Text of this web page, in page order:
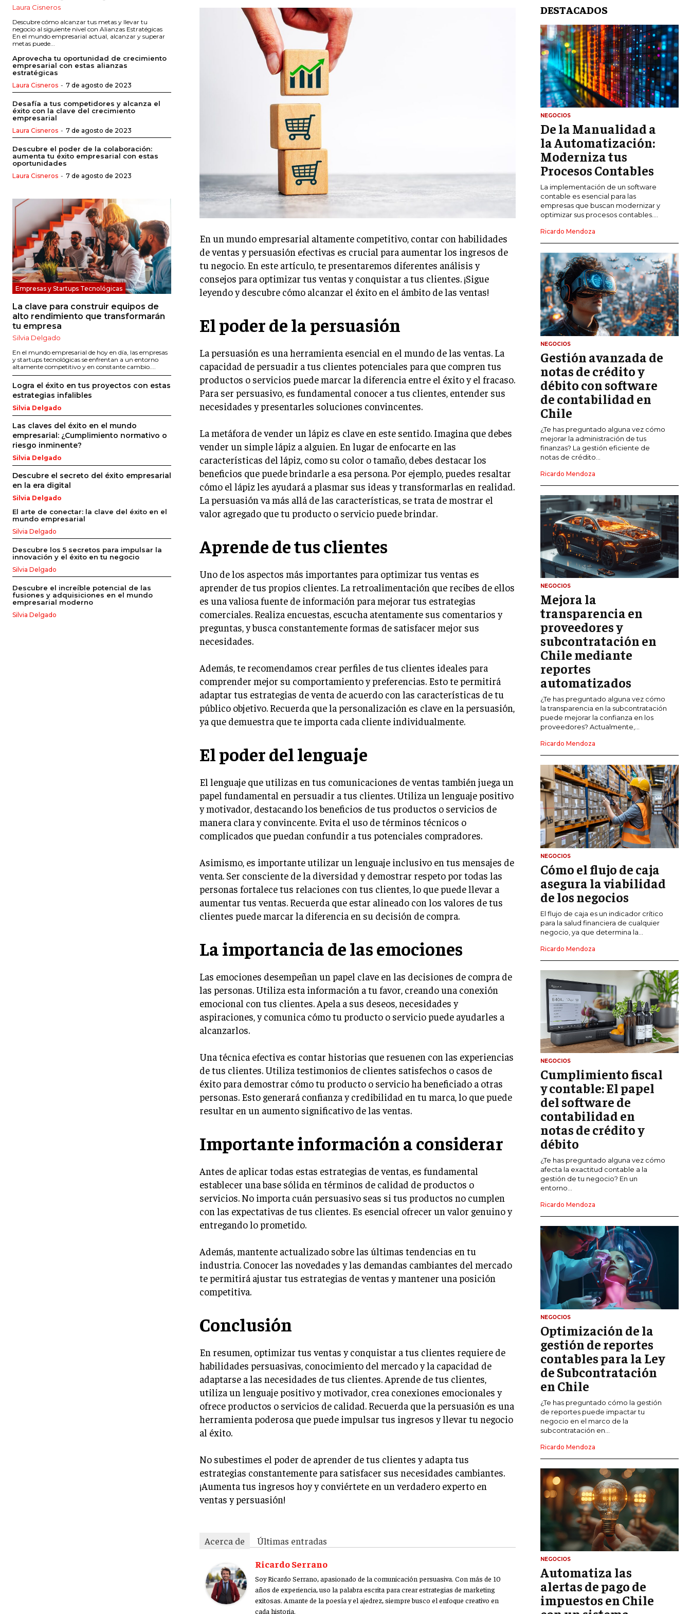
LIFESTYLE
MARKETING
ESTRATEGIAS DE MARKETING
AGENCIAS DE POSICIONAMIENTO WEB
SEO
VENTA DE ENLACES
MARKETING DIGITAL
PUBLICIDAD
VENTAS Y PERSUASIÓN
GESTIÓN DE PRODUCTOS
COMUNICACIÓN CORPORATIVA
GESTIÓN DE MARCA
INVESTIGACIÓN DE MERCADO
ANÁLISIS DE COMPETENCIA
GESTIÓN DE CLIENTES
EMPRENDIMIENTO
INNOVACIÓN EMPRESARIAL
GESTIÓN DEL CAMBIO
LIDERAZGO
EMPRENDIMIENTO
PLANIFICACIÓN EMPRESARIAL
FINANZAS
FINANZAS Y CONTABILIDAD
GESTIÓN DE RECURSOS FINANCIEROS
INVERSIONES Y MERCADOS FINANCIEROS
CONTABILIDAD EMPRESARIAL
ECONOMÍA EMPRESARIAL
INTERNACIONAL
NEGOCIOS INTERNACIONALES
COMERCIO INTERNACIONAL
EXPANSIÓN GLOBAL
ALIANZAS ESTRATÉGICAS
TECNOLOGIA
SOSTENIBILIDAD Y MEDIO AMBIENTE
GESTIÓN DE LA INNOVACIÓN
TECNOLÓGICA
TRANSFORMACIÓN DIGITAL
ANALÍTICA EMPRESARIAL Y BUSINESS
INTELLIGENCE
CIBERSEGURIDAD EMPRESARIAL
ESTRATEGIA
EMPRESAS FAMILIARES Y SUCESIÓN
NEGOCIACIÓN Y RESOLUCIÓN DE
CONFLICTOS
DERECHO EMPRESARIAL Y
REGULACIONES
ÉXITO EMPRESARIAL Y CASOS DE
ESTUDIO
GOBIERNO CORPORATIVO
NEGOCIOS
ESTRATEGIAS DE NEGOCIOS
MARKETING B2B
MARKETING B2C
FRANQUICIAS
MARKETING DE INFLUENCERS
E-COMMERCE
GESTIÓN DE CRISIS EMPRESARIALES
EMPRESAS Y STARTUPS TECNOLÓGICAS
GESTIÓN DE LA EXPERIENCIA DEL
CLIENTE
PROYECTOS
GESTIÓN DE PROYECTOS
GESTIÓN DE OPERACIONES Y CADENA
DE SUMINISTRO
LOGÍSTICA EMPRESARIAL
CALIDAD Y MEJORA CONTINUA
TALENTOS
TALENTO
RECLUTAMIENTO Y SELECCIÓN
DESARROLLO DE PERSONAL
GESTIÓN DEL DESEMPEÑO
CULTURA Y CLIMA ORGANIZACIONAL
ÉTICA EMPRESARIAL Y
RESPONSABILIDAD SOCIAL
BLOG
Laura Cisneros
Descubre cómo alcanzar tus metas y llevar tu
negocio al siguiente nivel con Alianzas Estratégicas
En el mundo empresarial actual, alcanzar y superar
metas puede...
Aprovecha tu oportunidad de crecimiento
empresarial con estas alianzas
estratégicas
Laura Cisneros - 7 de agosto de 2023
Desafía a tus competidores y alcanza el
éxito con la clave del crecimiento
empresarial
Laura Cisneros - 7 de agosto de 2023
Descubre el poder de la colaboración:
aumenta tu éxito empresarial con estas
oportunidades
Laura Cisneros - 7 de agosto de 2023
Empresas y Startups Tecnológicas
La clave para construir equipos de
alto rendimiento que transformarán
tu empresa
Silvia Delgado
En el mundo empresarial de hoy en día, las empresas
y startups tecnológicas se enfrentan a un entorno
altamente competitivo y en constante cambio....
Logra el éxito en tus proyectos con estas
estrategias infalibles
Silvia Delgado
Las claves del éxito en el mundo
empresarial: ¿Cumplimiento normativo o
riesgo inminente?
Silvia Delgado
Descubre el secreto del éxito empresarial
en la era digital
Silvia Delgado
El arte de conectar: la clave del éxito en el
mundo empresarial
Silvia Delgado
Descubre los 5 secretos para impulsar la
innovación y el éxito en tu negocio
Silvia Delgado
Descubre el increíble potencial de las
fusiones y adquisiciones en el mundo
empresarial moderno
Silvia Delgado
En un mundo empresarial altamente competitivo, contar con habilidades
de ventas y persuasión efectivas es crucial para aumentar los ingresos de
tu negocio. En este artículo, te presentaremos diferentes análisis y
consejos para optimizar tus ventas y conquistar a tus clientes. ¡Sigue
leyendo y descubre cómo alcanzar el éxito en el ámbito de las ventas!
El poder de la persuasión
La persuasión es una herramienta esencial en el mundo de las ventas. La
capacidad de persuadir a tus clientes potenciales para que compren tus
productos o servicios puede marcar la diferencia entre el éxito y el fracaso.
Para ser persuasivo, es fundamental conocer a tus clientes, entender sus
necesidades y presentarles soluciones convincentes.
La metáfora de vender un lápiz es clave en este sentido. Imagina que debes
vender un simple lápiz a alguien. En lugar de enfocarte en las
características del lápiz, como su color o tamaño, debes destacar los
beneficios que puede brindarle a esa persona. Por ejemplo, puedes resaltar
cómo el lápiz les ayudará a plasmar sus ideas y transformarlas en realidad.
La persuasión va más allá de las características, se trata de mostrar el
valor agregado que tu producto o servicio puede brindar.
Aprende de tus clientes
Uno de los aspectos más importantes para optimizar tus ventas es
aprender de tus propios clientes. La retroalimentación que recibes de ellos
es una valiosa fuente de información para mejorar tus estrategias
comerciales. Realiza encuestas, escucha atentamente sus comentarios y
preguntas, y busca constantemente formas de satisfacer mejor sus
necesidades.
Además, te recomendamos crear perfiles de tus clientes ideales para
comprender mejor su comportamiento y preferencias. Esto te permitirá
adaptar tus estrategias de venta de acuerdo con las características de tu
público objetivo. Recuerda que la personalización es clave en la persuasión,
ya que demuestra que te importa cada cliente individualmente.
El poder del lenguaje
El lenguaje que utilizas en tus comunicaciones de ventas también juega un
papel fundamental en persuadir a tus clientes. Utiliza un lenguaje positivo
y motivador, destacando los beneficios de tus productos o servicios de
manera clara y convincente. Evita el uso de términos técnicos o
complicados que puedan confundir a tus potenciales compradores.
Asimismo, es importante utilizar un lenguaje inclusivo en tus mensajes de
venta. Ser consciente de la diversidad y demostrar respeto por todas las
personas fortalece tus relaciones con tus clientes, lo que puede llevar a
aumentar tus ventas. Recuerda que estar alineado con los valores de tus
clientes puede marcar la diferencia en su decisión de compra.
La importancia de las emociones
Las emociones desempeñan un papel clave en las decisiones de compra de
las personas. Utiliza esta información a tu favor, creando una conexión
emocional con tus clientes. Apela a sus deseos, necesidades y
aspiraciones, y comunica cómo tu producto o servicio puede ayudarles a
alcanzarlos.
Una técnica efectiva es contar historias que resuenen con las experiencias
de tus clientes. Utiliza testimonios de clientes satisfechos o casos de
éxito para demostrar cómo tu producto o servicio ha beneficiado a otras
personas. Esto generará confianza y credibilidad en tu marca, lo que puede
resultar en un aumento significativo de las ventas.
Importante información a considerar
Antes de aplicar todas estas estrategias de ventas, es fundamental
establecer una base sólida en términos de calidad de productos o
servicios. No importa cuán persuasivo seas si tus productos no cumplen
con las expectativas de tus clientes. Es esencial ofrecer un valor genuino y
entregando lo prometido.
Además, mantente actualizado sobre las últimas tendencias en tu
industria. Conocer las novedades y las demandas cambiantes del mercado
te permitirá ajustar tus estrategias de ventas y mantener una posición
competitiva.
Conclusión
En resumen, optimizar tus ventas y conquistar a tus clientes requiere de
habilidades persuasivas, conocimiento del mercado y la capacidad de
adaptarse a las necesidades de tus clientes. Aprende de tus clientes,
utiliza un lenguaje positivo y motivador, crea conexiones emocionales y
ofrece productos o servicios de calidad. Recuerda que la persuasión es una
herramienta poderosa que puede impulsar tus ingresos y llevar tu negocio
al éxito.
No subestimes el poder de aprender de tus clientes y adapta tus
estrategias constantemente para satisfacer sus necesidades cambiantes.
¡Aumenta tus ingresos hoy y conviértete en un verdadero experto en
ventas y persuasión!
Acerca de
Últimas entradas
Ricardo Serrano
Soy Ricardo Serrano, apasionado de la comunicación persuasiva. Con más de 10
años de experiencia, uso la palabra escrita para crear estrategias de marketing
exitosas. Amante de la poesía y el ajedrez, siempre busco el enfoque creativo en
cada historia.
DESTACADOS
NEGOCIOS
De la Manualidad a
la Automatización:
Moderniza tus
Procesos Contables
La implementación de un software
contable es esencial para las
empresas que buscan modernizar y
optimizar sus procesos contables....
Ricardo Mendoza
NEGOCIOS
Gestión avanzada de
notas de crédito y
débito con software
de contabilidad en
Chile
¿Te has preguntado alguna vez cómo
mejorar la administración de tus
finanzas? La gestión eficiente de
notas de crédito...
Ricardo Mendoza
NEGOCIOS
Mejora la
transparencia en
proveedores y
subcontratación en
Chile mediante
reportes
automatizados
¿Te has preguntado alguna vez cómo
la transparencia en la subcontratación
puede mejorar la confianza en los
proveedores? Actualmente,...
Ricardo Mendoza
NEGOCIOS
Cómo el flujo de caja
asegura la viabilidad
de los negocios
El flujo de caja es un indicador crítico
para la salud financiera de cualquier
negocio, ya que determina la...
Ricardo Mendoza
NEGOCIOS
Cumplimiento fiscal
y contable: El papel
del software de
contabilidad en
notas de crédito y
débito
¿Te has preguntado alguna vez cómo
afecta la exactitud contable a la
gestión de tu negocio? En un
entorno...
Ricardo Mendoza
NEGOCIOS
Optimización de la
gestión de reportes
contables para la Ley
de Subcontratación
en Chile
¿Te has preguntado cómo la gestión
de reportes puede impactar tu
negocio en el marco de la
subcontratación en...
Ricardo Mendoza
NEGOCIOS
Automatiza las
alertas de pago de
impuestos en Chile